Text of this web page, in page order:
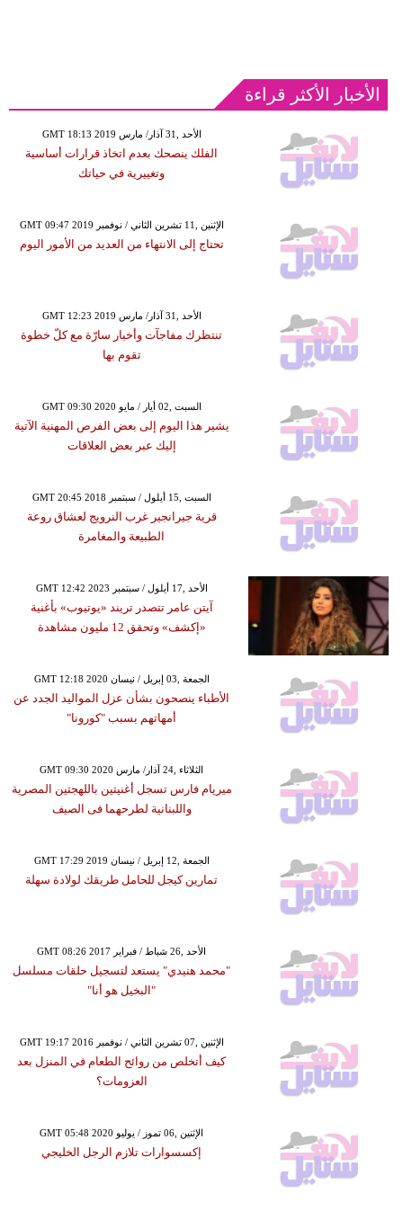
الأخبار الأكثر قراءة
GMT 18:13 2019 الأحد ,31 آذار/ مارس
الفلك ينصحك بعدم اتخاذ قرارات أساسية
وتغييرية في حياتك
GMT 09:47 2019 الإثنين ,11 تشرين الثاني / نوفمبر
تحتاج إلى الانتهاء من العديد من الأمور اليوم
GMT 12:23 2019 الأحد ,31 آذار/ مارس
تنتظرك مفاجآت وأخبار سارّة مع كلّ خطوة
تقوم بها
GMT 09:30 2020 السبت ,02 أيار / مايو
يشير هذا اليوم إلى بعض الفرص المهنية الآتية
إليك عبر بعض العلاقات
GMT 20:45 2018 السبت ,15 أيلول / سبتمبر
قرية جيرانجير غرب النرويج لعشاق روعة
الطبيعة والمغامرة
GMT 12:42 2023 الأحد ,17 أيلول / سبتمبر
آيتن عامر تتصدر تريند «يوتيوب» بأغنية
«إكشف» وتحقق 12 مليون مشاهدة
GMT 12:18 2020 الجمعة ,03 إبريل / نيسان
الأطباء ينصحون بشأن عزل المواليد الجدد عن
أمهاتهم بسبب "كورونا"
GMT 09:30 2020 الثلاثاء ,24 آذار/ مارس
ميريام فارس تسجل أغنيتين باللهجتين المصرية
واللبنانية لطرحهما فى الصيف
GMT 17:29 2019 الجمعة ,12 إبريل / نيسان
تمارين كيجل للحامل طريقك لولادة سهلة
GMT 08:26 2017 الأحد ,26 شباط / فبراير
"محمد هنيدي" يستعد لتسجيل حلقات مسلسل
"البخيل هو أنا"
GMT 19:17 2016 الإثنين ,07 تشرين الثاني / نوفمبر
كيف أتخلص من روائح الطعام في المنزل بعد
العزومات؟
GMT 05:48 2020 الإثنين ,06 تموز / يوليو
إكسسوارات تلازم الرجل الخليجي